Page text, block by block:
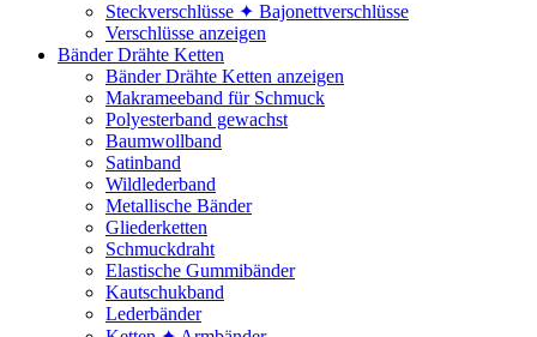
Steckverschlüsse ✦ Bajonettverschlüsse
Verschlüsse anzeigen
Bänder Drähte Ketten
Bänder Drähte Ketten anzeigen
Makrameeband für Schmuck
Polyesterband gewachst
Baumwollband
Satinband
Wildlederband
Metallische Bänder
Gliederketten
Schmuckdraht
Elastische Gummibänder
Kautschukband
Lederbänder